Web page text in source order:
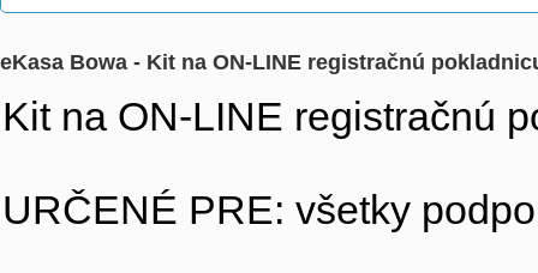
eKasa Bowa - Kit na ON-LINE registračnú
Kit na ON-LINE registračnú
URČENÉ PRE: všetky